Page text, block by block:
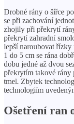
Drobné rány o šířce
se při zachování
zhojily při překrytí
překrytí zahradní
lepší naroubovat řízky
1 do 5 cm se rána
dobu jedné až dvou
překrytím takové rány
tmel. Zbytek
technologiím
Ošetření ran